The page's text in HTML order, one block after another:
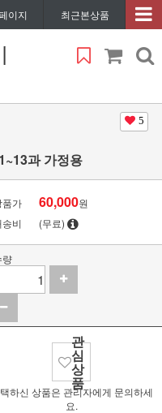
이지 최근본상품
5
과 가정용
품가 60,000원
비
(무료)
량
관
심
상
품
하신 상품은 관리자에게 문의하세
요.